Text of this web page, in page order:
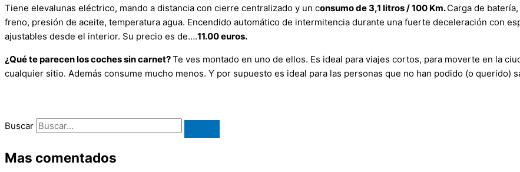
Tiene elevalunas eléctrico, mando a distancia con cierre centralizado y un consumo de 3,1 litros / 100 Km.Carga de
freno, presión de aceite, temperatura agua. Encendido automático de intermitencia durante una fuerte deceleración con
ajustables desde el interior. Su precio es de….11.00 euros.
¿Qué te parecen los coches sin carnet?Te ves montado en uno de ellos. Es ideal para viajes cortos, para moverte en la
cualquier sitio. Además consume mucho menos. Y por supuesto es ideal para las personas que no han podido (o querido)
Buscar
Mas comentados